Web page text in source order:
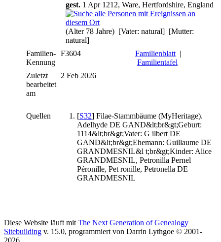
gest. 1 Apr 1212, Ware, Hertfordshire, England
(Alter 78 Jahre) [Vater: natural] [Mutter:
natural]
Familien-
Kennung
F3604 Familienblatt|
Familientafel
Zuletzt
bearbeitet
am
2 Feb 2026
Quellen [S32] Filae-Stammbäume (MyHeritage).
Adelhyde DE GAND&lt;br&gt;Geburt:
1114&lt;br&gt;Vater: G ilbert DE
GAND&lt;br&gt;Ehemann: Guillaume DE
GRANDMESNIL&l t;br&gt;Kinder: Alice
GRANDMESNIL, Petronilla Pernel
Péronille, Pet ronille, Petronella DE
GRANDMESNIL
Diese Website läuft mitThe Next Generation of Genealogy
Sitebuilding v. 15.0, programmiert von Darrin Lythgoe © 2001-